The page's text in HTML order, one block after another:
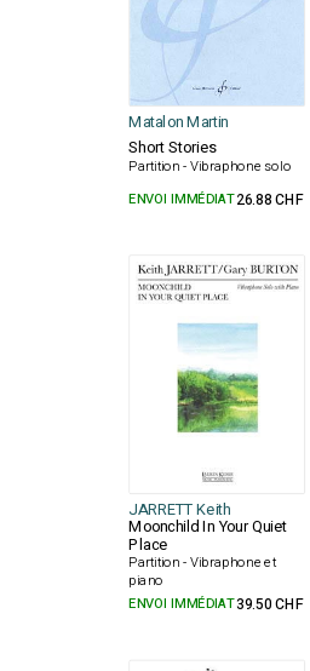
Matalon Martin
Short Stories
Partition - Vibraphone solo
ENVOI IMMÉDIAT26.88 CHF
JARRETT Keith
Moonchild In Your Quiet
Place
Partition - Vibraphone et
piano
ENVOI IMMÉDIAT39.50 CHF